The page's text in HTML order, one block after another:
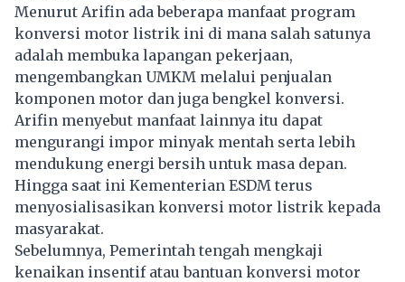
Menurut Arifin ada beberapa manfaat program
konversi motor listrik ini di mana salah satunya
adalah membuka lapangan pekerjaan,
mengembangkan UMKM melalui penjualan
komponen motor dan juga bengkel konversi.
Arifin menyebut manfaat lainnya itu dapat
mengurangi impor minyak mentah serta lebih
mendukung energi bersih untuk masa depan.
Hingga saat ini Kementerian ESDM terus
menyosialisasikan konversi motor listrik kepada
masyarakat.
Sebelumnya, Pemerintah tengah mengkaji
kenaikan insentif atau bantuan konversi motor